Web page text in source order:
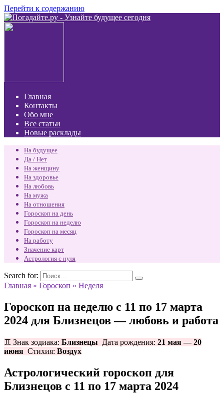
Перейти к содержанию
Главная
Контакты
Обо мне
Все статьи
Новые расклады
На будущее
Да / Нет
На женщину
На здоровье
На любовь
На мужа
На отношения
Гороскоп на день
Гороскоп на неделю
Гороскоп на месяц
На работу
Значение карт
Астрология с нуля
Search for:
Главная » Гороскоп » Неделя
Гороскоп на неделю с 11 по 17 марта
2024 для Близнецов — любовь и работа
♊ Знак зодиака: Близнецы Дата рождения: 21 мая — 20
июня Стихия: Воздух
Астрологический гороскоп для
Близнецов с 11 по 17 марта 2024